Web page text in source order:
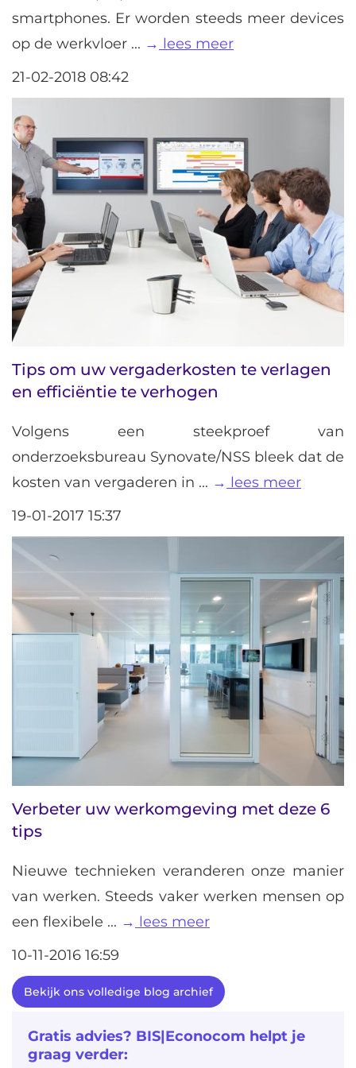
smartphones. Er worden steeds meer devices
op de werkvloer ...
lees meer
21-02-2018 08:42
Tips om uw vergaderkosten te verlagen
en efficiëntie te verhogen
Volgens een steekproef van
onderzoeksbureau Synovate/NSS bleek dat de
kosten van vergaderen in ...
lees meer
19-01-2017 15:37
Verbeter uw werkomgeving met deze 6
tips
Nieuwe technieken veranderen onze manier
van werken. Steeds vaker werken mensen op
een flexibele ...
lees meer
10-11-2016 16:59
Bekijk ons volledige blog archief
Gratis advies? BIS|Econocom helpt je
graag verder: